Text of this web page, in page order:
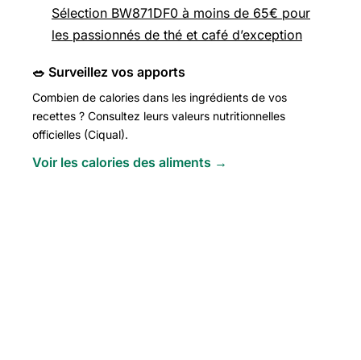
Sélection BW871DF0 à moins de 65€ pour
les passionnés de thé et café d’exception
🥗 Surveillez vos apports
Combien de calories dans les ingrédients de vos
recettes ? Consultez leurs valeurs nutritionnelles
officielles (Ciqual).
Voir les calories des aliments →